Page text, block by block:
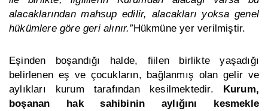
alacaklarından mahsup edilir, alacakları yoksa genel
hükümlere göre geri alınır.”Hükmüne yer verilmiştir.
Eşinden boşandığı halde, fiilen birlikte yaşadığı
belirlenen eş ve çocukların, bağlanmış olan gelir ve
aylıkları kurum tarafından kesilmektedir.
Kurum,
boşanan hak sahibinin aylığını kesmekle